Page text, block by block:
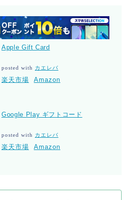
Apple Gift Card
posted with カエレバ
楽天市場 Amazon
Google Play ギフトコード
posted with カエレバ
楽天市場 Amazon